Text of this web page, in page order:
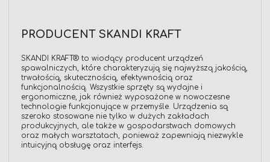
PRODUCENT SKANDI KRAFT
SKANDI KRAFT® to wiodący producent urządzeń
spawalniczych, które charakteryzują się najwyższą jakością,
trwałością, skutecznością, efektywnością oraz
funkcjonalnością. Wszystkie sprzęty są wydajne i
ergonomiczne, jak również wyposażone w nowoczesne
technologie funkcjonujące w przemyśle. Urządzenia są
szeroko stosowane nie tylko w dużych zakładach
produkcyjnych, ale także w gospodarstwach domowych
oraz małych warsztatach, ponieważ zapewniają niezwykle
intuicyjną obsługę oraz interfejs.